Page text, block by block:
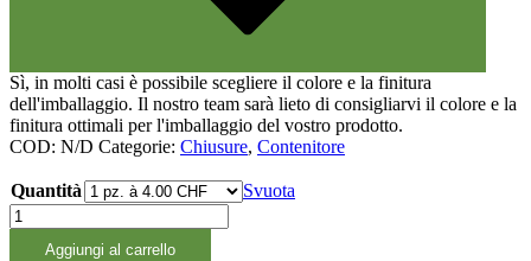
Sì, in molti casi è possibile scegliere il colore e la finitura
dell'imballaggio. Il nostro team sarà lieto di consigliarvi il colore e la
finitura ottimali per l'imballaggio del vostro prodotto.
COD: N/D Categorie: Chiusure, Contenitore
Quantità
Svuota
Schlüssel
schwarz
Aggiungi al carrello